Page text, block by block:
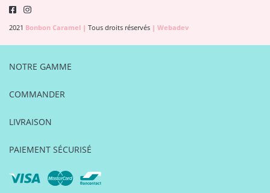
2021 Bonbon Caramel | Tous droits réservés | Webadev
NOTRE GAMME
COMMANDER
LIVRAISON
PAIEMENT SÉCURISÉ